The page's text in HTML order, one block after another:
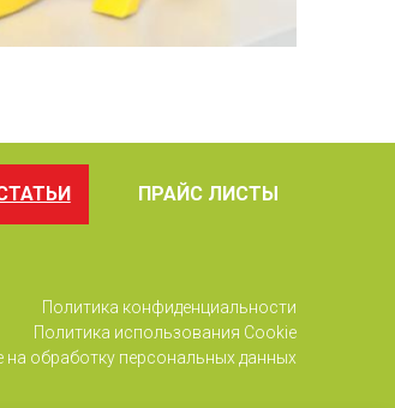
ПРАЙС ЛИСТЫ
Политика конфиденциальности
Политика использования Cookie
на обработку персональных данных